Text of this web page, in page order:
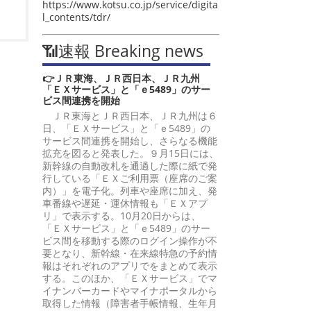
https://www.kotsu.co.jp/service/digita
l_contents/tdr/
📶速報 Breaking news
👉ＪＲ東海、ＪＲ西日本、ＪＲ九州
「ＥＸサービス」と「ｅ5489」のサー
ビス間連携を開始
ＪＲ東海とＪＲ西日本、ＪＲ九州は６
日、「ＥＸサービス」と「ｅ5489」の
サービス間連携を開始し、さらなる機能
拡充を図ると発表した。９月15日には、
新幹線の自動改札を通過した際に紙で発
行している「ＥＸご利用票（座席のご案
内）」を電子化。列車や座席に加え、発
車番線や遅延・運休情報も「ＥＸアプ
リ」で表示する。10月20日からは、
「ＥＸサービス」と「ｅ5489」のサー
ビス間を移動する際のログイン操作が不
要となり、新幹線・在来線特急の予約情
報はそれぞれのアプリでをまとめて表示
する。このほか、「ＥＸサービス」でマ
イナンバーカードやマイナポータルから
取得した情報（障害者手帳情報、生年月